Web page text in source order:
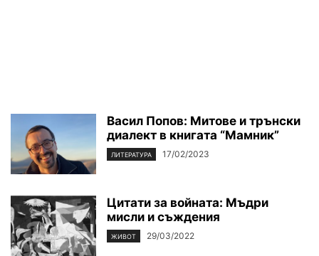
Васил Попов: Митове и трънски
диалект в книгата “Мамник”
ЛИТЕРАТУРА 17/02/2023
Цитати за войната: Мъдри
мисли и съждения
ЖИВОТ 29/03/2022